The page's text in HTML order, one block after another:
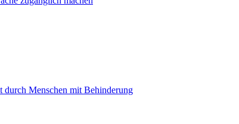
durch Menschen mit Behinderung